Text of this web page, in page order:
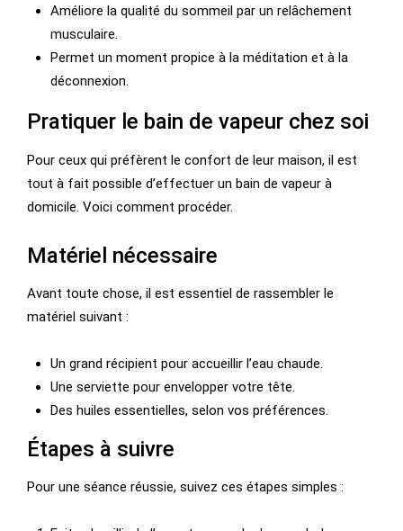
Améliore la qualité du sommeil par un relâchement
musculaire.
Permet un moment propice à la méditation et à la
déconnexion.
Pratiquer le bain de vapeur chez soi
Pour ceux qui préfèrent le confort de leur maison, il est
tout à fait possible d’effectuer un bain de vapeur à
domicile. Voici comment procéder.
Matériel nécessaire
Avant toute chose, il est essentiel de rassembler le
matériel suivant :
Un grand récipient pour accueillir l’eau chaude.
Une serviette pour envelopper votre tête.
Des huiles essentielles, selon vos préférences.
Étapes à suivre
Pour une séance réussie, suivez ces étapes simples :